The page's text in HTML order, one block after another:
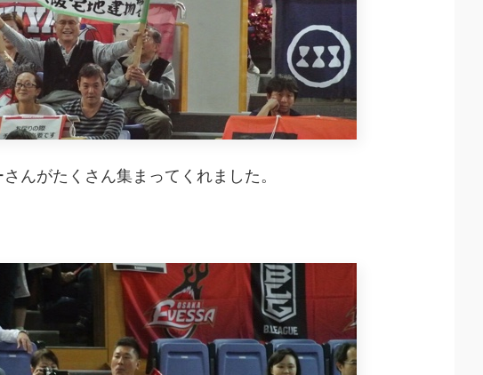
んがたくさん集まってくれました。